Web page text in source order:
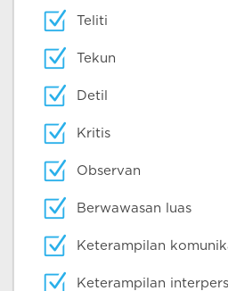
Teliti
Tekun
Detil
Kritis
Observan
Berwawasan luas
Keterampilan
Keterampilan